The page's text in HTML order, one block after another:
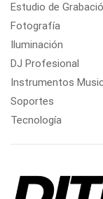
Estudio de
Fotografía
Iluminación
DJ Profesional
Instrumentos
Soportes
Tecnología